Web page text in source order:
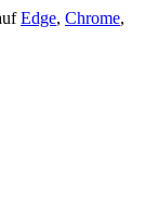
Edge, Chrome,